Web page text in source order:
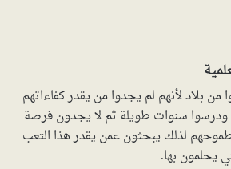
بلاد لأنهم لم يجدوا من يقدر كفاءاتهم
ودرسوا سنوات طويلة ثم لا يجدون فرصة
لذلك يبحثون عمن يقدر هذا التعب
يحلمون بها.